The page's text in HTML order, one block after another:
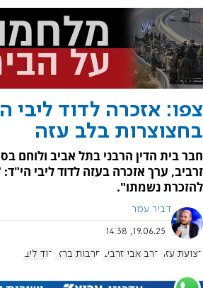
צפו: אזכרה לדוד ליבי
בחצוצרות בלב עזה
חבר בית הדין הרבני בתל אביב ולוחם
זרביב, ערך אזכרה בעזה לדוד ליבי
להזכרת נשמתו".
דביר עמר
19.06.25, 14:38
רצועת עזה הרב אבי זרביב חרבות ברזל דוד ליבי